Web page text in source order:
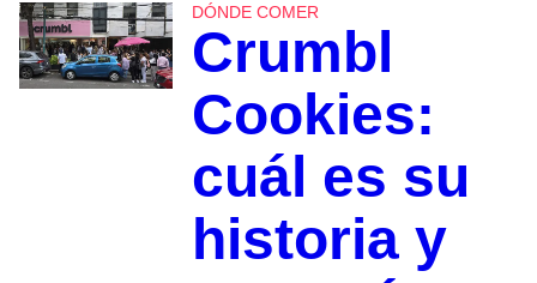
DÓNDE COMER
Crumbl
Cookies:
cuál es su
historia y